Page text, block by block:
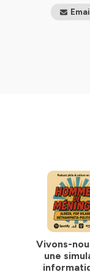
Vivons-
une